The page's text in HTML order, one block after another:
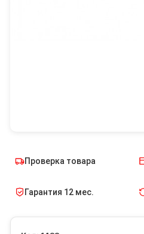
Проверка товара
Гарантия 12 мес.